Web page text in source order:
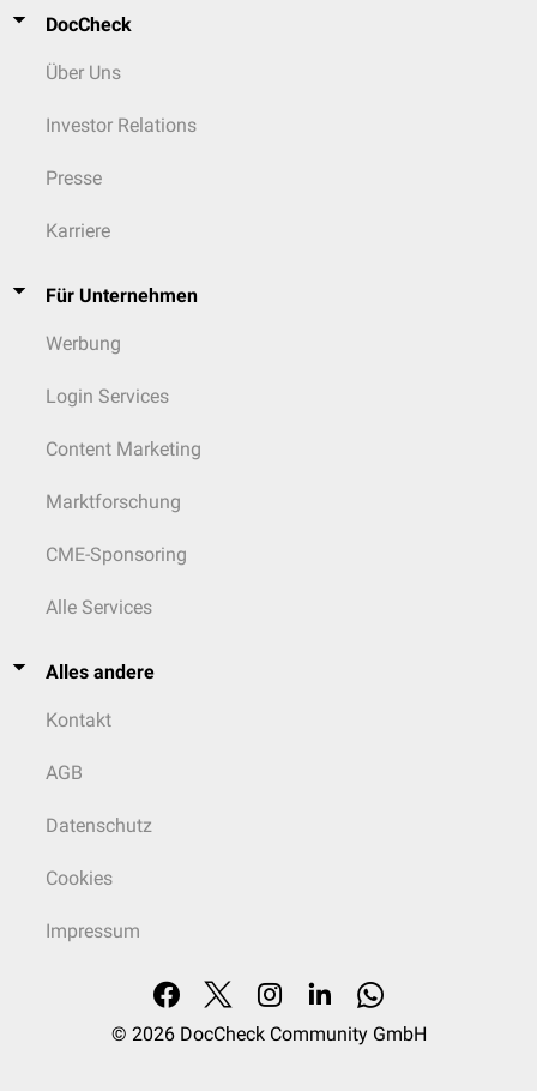
DocCheck
Über Uns
Investor Relations
Presse
Karriere
Für Unternehmen
Werbung
Login Services
Content Marketing
Marktforschung
CME-Sponsoring
Alle Services
Alles andere
Kontakt
AGB
Datenschutz
Cookies
Impressum
© 2026 DocCheck Community GmbH